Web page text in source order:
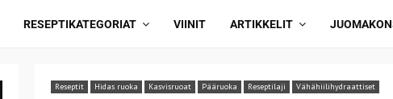
RESEPTIKATEGORIAT VIINIT ARTIKKELIT
Reseptit Hidas ruoka Kasvisruoat Pääruoka Reseptilaji Vähähiilihydraattiset